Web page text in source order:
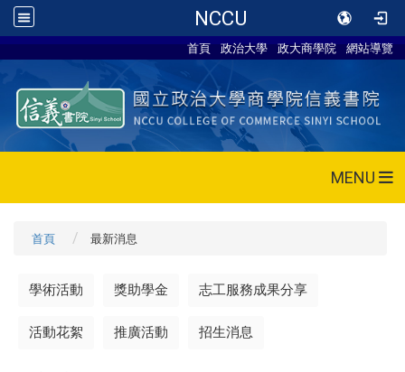
NCCU
首頁 政治大學 政大商學院 網站導覽
MENU
首頁 最新消息
學術活動 獎助學金 志工服務成果分享
活動花絮 推廣活動 招生消息